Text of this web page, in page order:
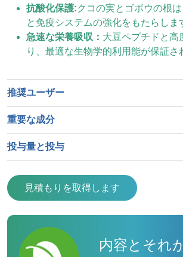
抗酸化保護:クコの実とゴボウの根
と免疫システムの強化をもたらしま
急速な栄養吸収： 大豆ペプチドと高
り、最適な生物学的利用能が保証さ
推奨ユーザー
重要な成分
投与量と投与
見積もりを取得します
内容とそれ